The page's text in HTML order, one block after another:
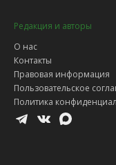
Редакция и авторы
О нас
Контакты
Правовая информация
Пользовательское
Политика